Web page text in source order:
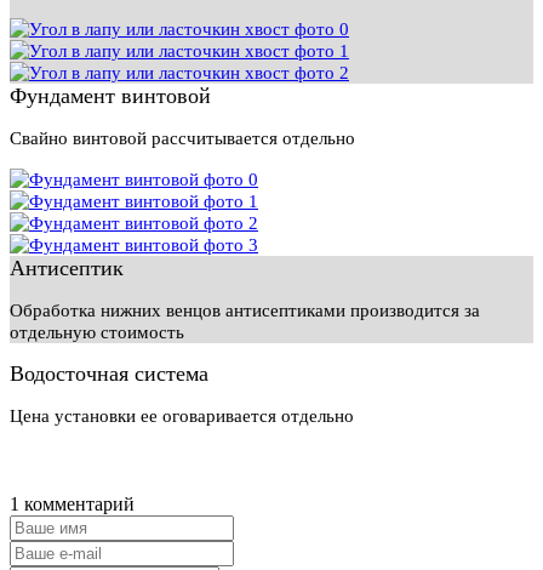
Фундамент винтовой
Свайно винтовой рассчитывается отдельно
Антисептик
Обработка нижних венцов антисептиками производится за
отдельную стоимость
Водосточная система
Цена установки ее оговаривается отдельно
1 комментарий